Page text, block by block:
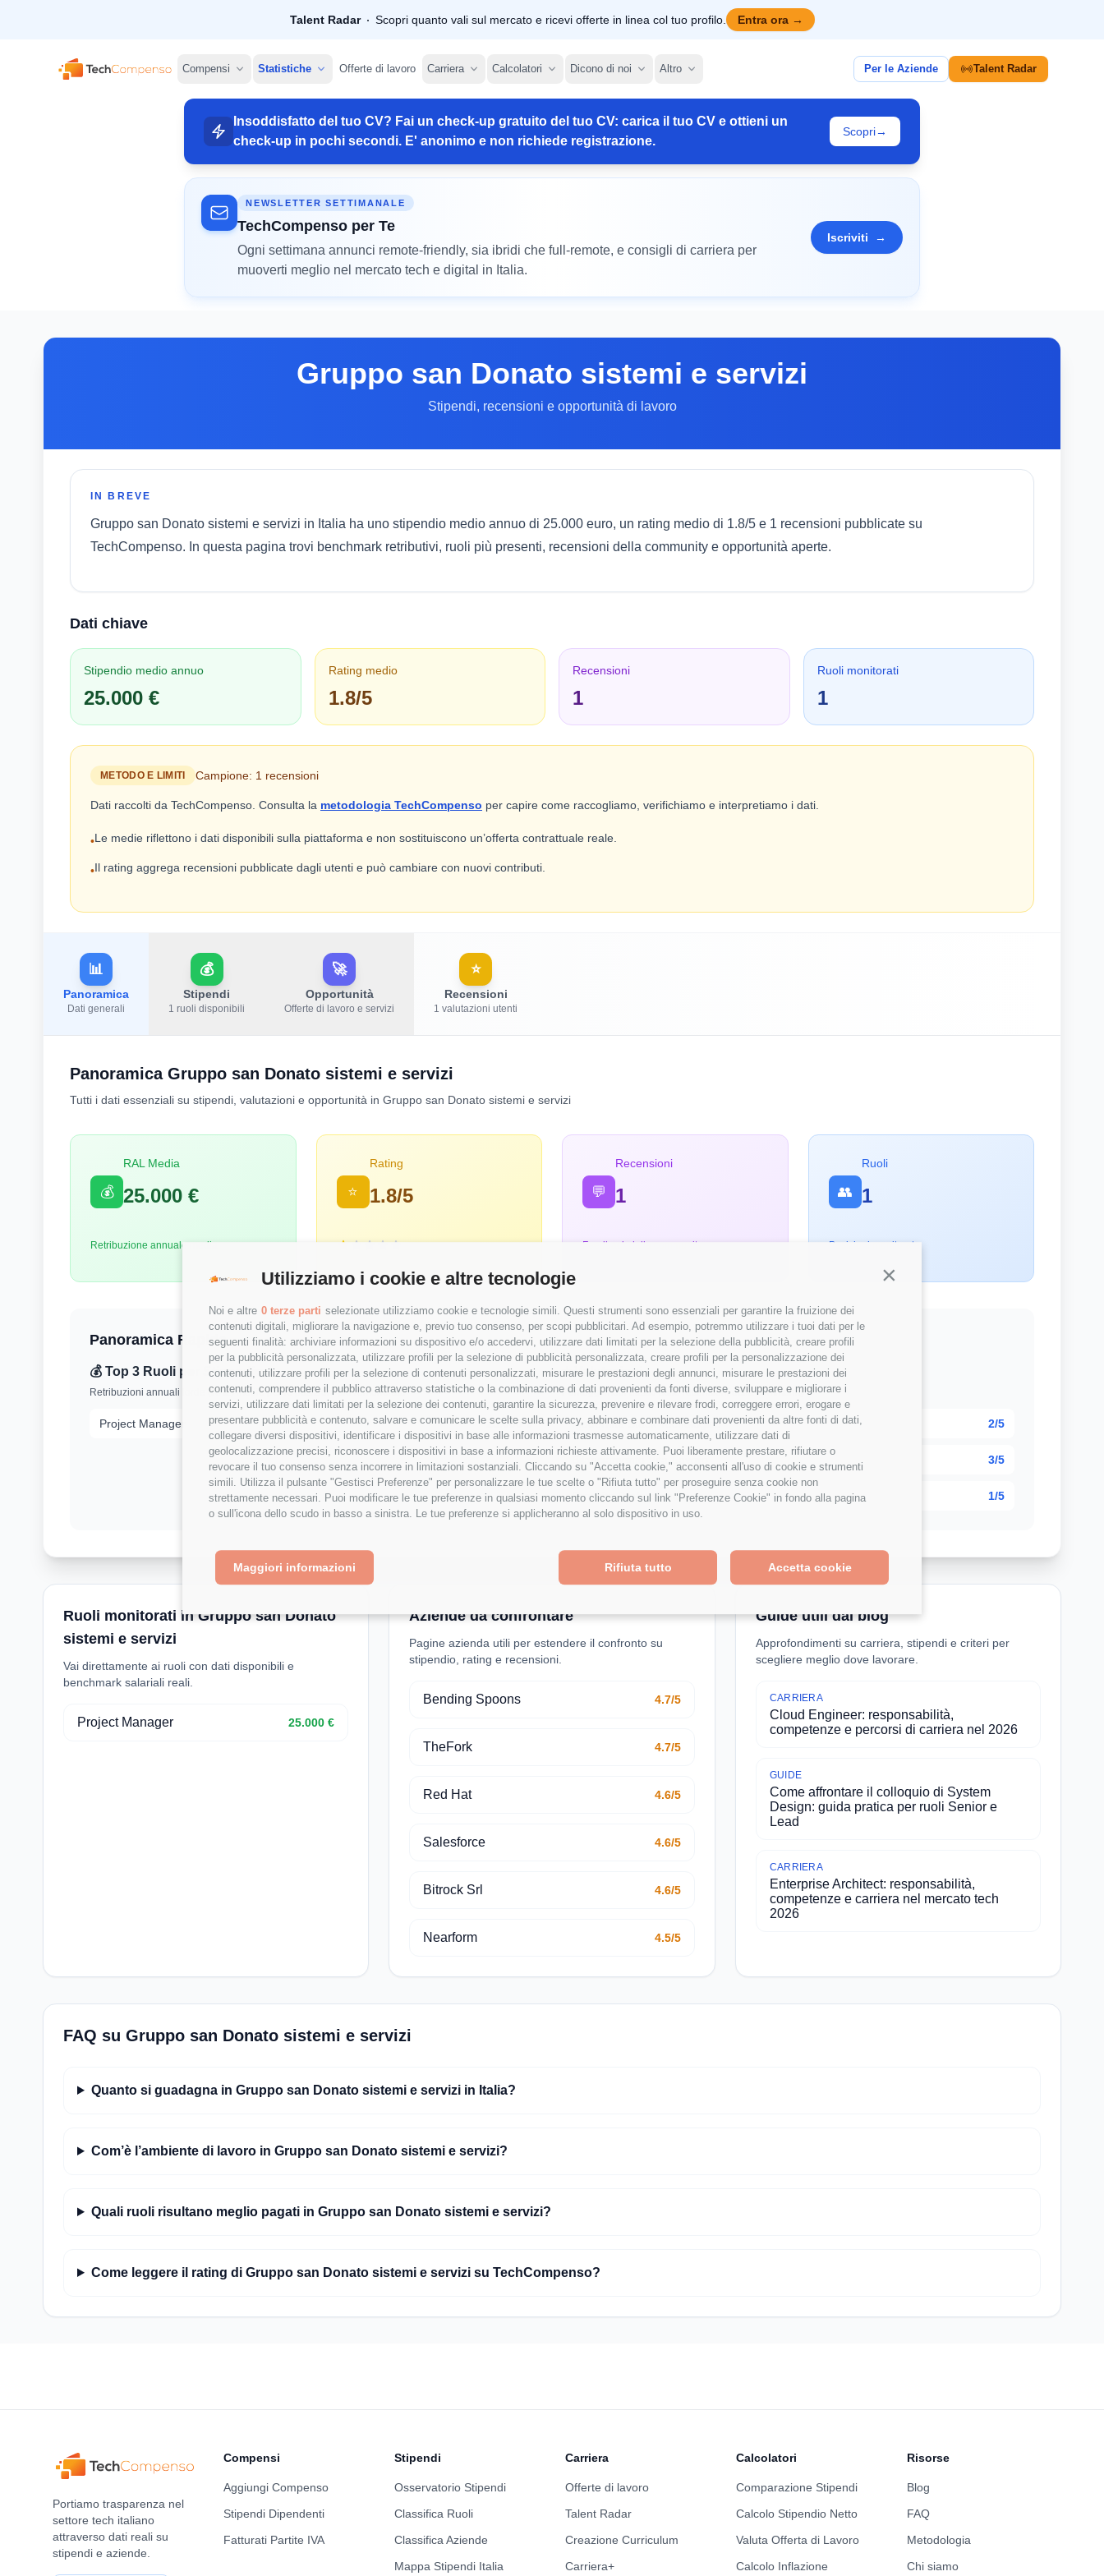
Continua senza accettare
Utilizziamo i cookie e altre tecnologie
Noi e altre 0 terze parti selezionate utilizziamo cookie e tecnologie simili. Questi strumenti sono essenziali per garantire la fruizione dei
contenuti digitali, migliorare la navigazione e, previo tuo consenso, per scopi pubblicitari. Ad esempio, potremmo utilizzare i tuoi dati per le
seguenti finalità: archiviare informazioni su dispositivo e/o accedervi, utilizzare dati limitati per la selezione della pubblicità, creare profili
per la pubblicità personalizzata, utilizzare profili per la selezione di pubblicità personalizzata, creare profili per la personalizzazione dei
contenuti, utilizzare profili per la selezione di contenuti personalizzati, misurare le prestazioni degli annunci, misurare le prestazioni dei
contenuti, comprendere il pubblico attraverso statistiche o la combinazione di dati provenienti da fonti diverse, sviluppare e migliorare i
servizi, utilizzare dati limitati per la selezione dei contenuti, garantire la sicurezza, prevenire e rilevare frodi, correggere errori, erogare e
presentare pubblicità e contenuto, salvare e comunicare le scelte sulla privacy, abbinare e combinare dati provenienti da altre fonti di dati,
collegare diversi dispositivi, identificare i dispositivi in base alle informazioni trasmesse automaticamente, utilizzare dati di
geolocalizzazione precisi, riconoscere i dispositivi in base a informazioni richieste attivamente. Puoi liberamente prestare, rifiutare o
revocare il tuo consenso senza incorrere in limitazioni sostanziali. Cliccando su "Accetta cookie," acconsenti all'uso di cookie e strumenti
simili. Utilizza il pulsante "Gestisci Preferenze" per personalizzare le tue scelte o "Rifiuta tutto" per proseguire senza cookie non
strettamente necessari. Puoi modificare le tue preferenze in qualsiasi momento cliccando sul link "Preferenze Cookie" in fondo alla pagina
o sull'icona dello scudo in basso a sinistra. Le tue preferenze si applicheranno al solo dispositivo in uso.
Accetta cookie
Rifiuta tutto
Maggiori informazioni
Talent Radar Scopri quanto vali sul mercato e ricevi offerte in linea col tuo profilo. Entra ora →
TechCompenso
Compensi Statistiche Offerte di lavoro Carriera Calcolatori Dicono di noi Altro Per le Aziende Talent Radar
Insoddisfatto del tuo CV? Fai un check-up gratuito del tuo CV: carica il tuo CV e ottieni un
check-up in pochi secondi. E' anonimo e non richiede registrazione.
Scopri→
NEWSLETTER SETTIMANALE
TechCompenso per Te
Ogni settimana annunci remote-friendly, sia ibridi che full-remote, e consigli di carriera per
muoverti meglio nel mercato tech e digital in Italia.
Iscriviti →
Gruppo san Donato sistemi e servizi
Stipendi, recensioni e opportunità di lavoro
IN BREVE
Gruppo san Donato sistemi e servizi in Italia ha uno stipendio medio annuo di 25.000 euro, un rating medio di 1.8/5 e 1 recensioni pubblicate su
TechCompenso. In questa pagina trovi benchmark retributivi, ruoli più presenti, recensioni della community e opportunità aperte.
Dati chiave
Stipendio medio annuo
25.000 €
Rating medio
1.8/5
Recensioni
1
Ruoli monitorati
1
METODO E LIMITI Campione: 1 recensioni
Dati raccolti da TechCompenso. Consulta la metodologia TechCompenso per capire come raccogliamo, verifichiamo e interpretiamo i dati.
•Le medie riflettono i dati disponibili sulla piattaforma e non sostituiscono un’offerta contrattuale reale.
•Il rating aggrega recensioni pubblicate dagli utenti e può cambiare con nuovi contributi.
📊
Panoramica
Dati generali
💰
Stipendi
1 ruoli disponibili
🚀
Opportunità
Offerte di lavoro e servizi
⭐
Recensioni
1 valutazioni utenti
Panoramica Gruppo san Donato sistemi e servizi
Tutti i dati essenziali su stipendi, valutazioni e opportunità in Gruppo san Donato sistemi e servizi
💰
RAL Media
25.000 €
Retribuzione annuale media
⭐
Rating
1.8/5 💬
Recensioni
1
Feedback dalla community
👥
Ruoli
1
Posizioni monitorate
Panoramica Rapida
💰 Top 3 Ruoli per Stipendio
Retribuzioni annuali lorde (RAL) medie per le posizioni più remunerate
Project Manager 25.000 €
⭐ Valutazioni
Punteggi medi basati sulle recensioni della community
Modernità Stack Tecnologico 2/5
Bilanciamento Vita-Lavoro 3/5
Crescita Professionale 1/5
Ruoli monitorati in Gruppo san Donato
sistemi e servizi
Vai direttamente ai ruoli con dati disponibili e
benchmark salariali reali.
Project Manager 25.000 €
Aziende da confrontare
Pagine azienda utili per estendere il confronto su
stipendio, rating e recensioni.
Bending Spoons 4.7/5
TheFork 4.7/5
Red Hat 4.6/5
Salesforce 4.6/5
Bitrock Srl 4.6/5
Nearform 4.5/5
Guide utili dal blog
Approfondimenti su carriera, stipendi e criteri per
scegliere meglio dove lavorare.
CARRIERA
Cloud Engineer: responsabilità,
competenze e percorsi di carriera nel 2026
GUIDE
Come affrontare il colloquio di System
Design: guida pratica per ruoli Senior e
Lead
CARRIERA
Enterprise Architect: responsabilità,
competenze e carriera nel mercato tech
2026
FAQ su Gruppo san Donato sistemi e servizi
Quanto si guadagna in Gruppo san Donato sistemi e servizi in Italia?
Com’è l’ambiente di lavoro in Gruppo san Donato sistemi e servizi?
Quali ruoli risultano meglio pagati in Gruppo san Donato sistemi e servizi?
Come leggere il rating di Gruppo san Donato sistemi e servizi su TechCompenso?
Portiamo trasparenza nel
settore tech italiano
attraverso dati reali su
stipendi e aziende.
Compensi
Aggiungi Compenso
Stipendi Dipendenti
Fatturati Partite IVA
Stipendi
Osservatorio Stipendi
Classifica Ruoli
Classifica Aziende
Mappa Stipendi Italia
Carriera
Offerte di lavoro
Talent Radar
Creazione Curriculum
Carriera+
Calcolatori
Comparazione Stipendi
Calcolo Stipendio Netto
Valuta Offerta di Lavoro
Calcolo Inflazione
Risorse
Blog
FAQ
Metodologia
Chi siamo